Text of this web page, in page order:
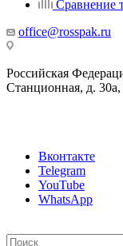
Сравнение
office@rosspak.ru
Российская
Станционная, д.
Вконтакте
Telegram
YouTube
WhatsApp